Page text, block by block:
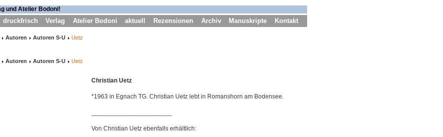
druckfrisch Verlag Atelier Bodoni aktuell Rezensionen Archiv Manuskripte Kontakt
Autoren Autoren S-U Uetz
Autoren Autoren S-U Uetz
Christian Uetz
*1963 in Egnach TG. Christian Uetz lebt in Romanshorn am Bodensee.
Von Christian Uetz ebenfalls erhältlich: